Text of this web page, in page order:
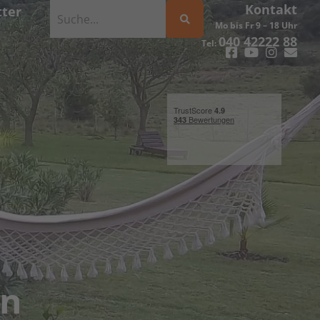
Tel:040 42222 88
Mo bis Fr 9 – 18 Uhr
Kontakt